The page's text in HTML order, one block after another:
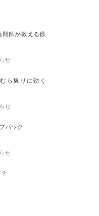
剤師が教える飲
せ
ら返りに効く
せ
パック
せ